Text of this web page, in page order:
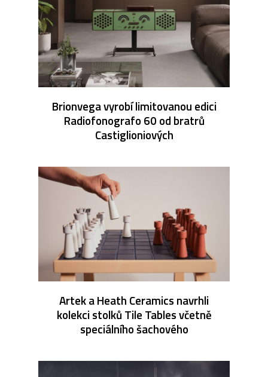
Brionvega vyrobí limitovanou edici
Radiofonografo 60 od bratrů
Castiglioniových
Artek a Heath Ceramics navrhli
kolekci stolků Tile Tables včetně
speciálního šachového